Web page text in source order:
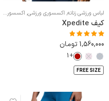
لباس ورزشی زنانه, اکسسوری ورزشی, اکسسوری ورزشی زنانه
کیف Xpedite
نمره4.75 از 1,560,000تومان
+1
FREE SIZE